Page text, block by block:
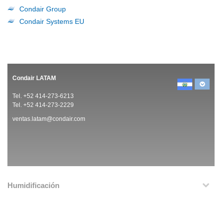
Condair Group
Condair Systems EU
Condair LATAM
Tel. +52 414-273-6213
Tel. +52 414-273-2229
ventas.latam@condair.com
Humidificación